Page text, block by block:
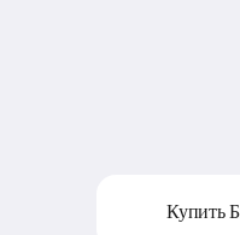
Купить